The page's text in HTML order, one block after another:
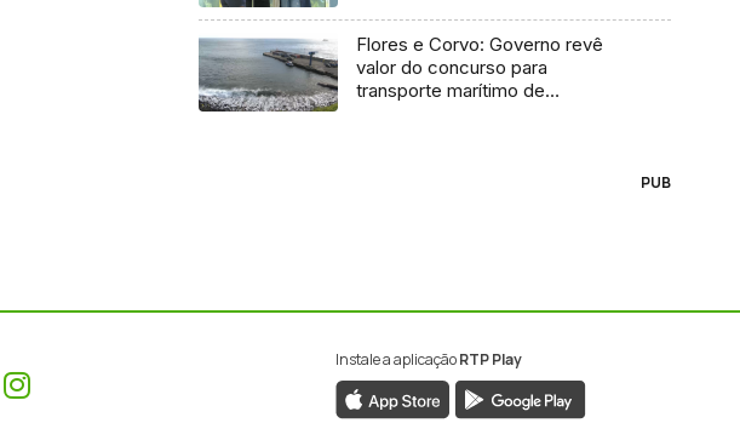
Flores e Corvo: Governo revê
valor do concurso para
transporte marítimo de
PUB
Facebook
Instagram
Instale a aplicaçãoRTP Play